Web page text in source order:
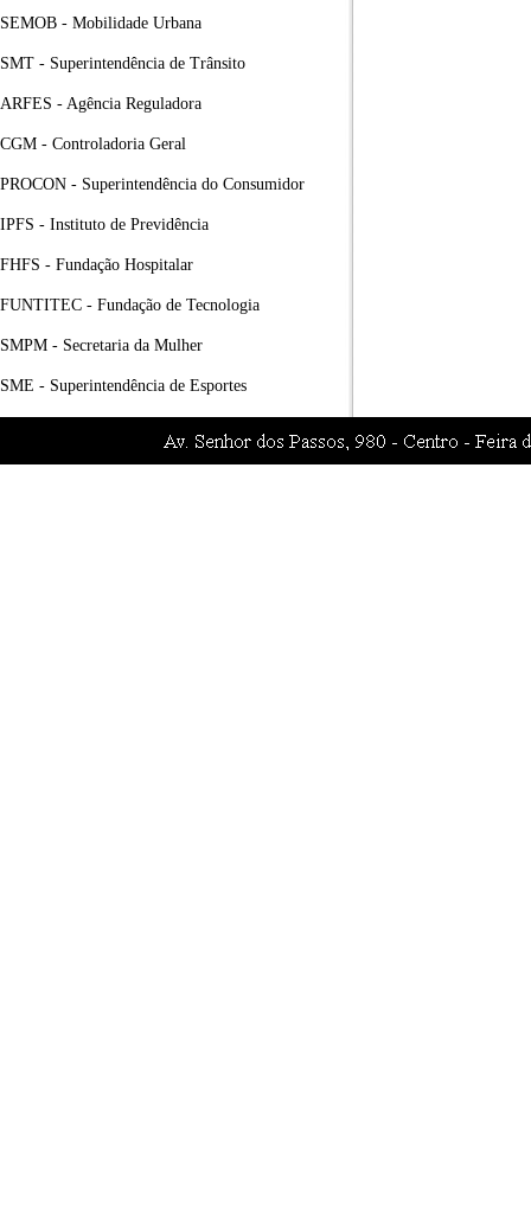
SEMOB - Mobilidade Urbana
SMT - Superintendência de Trânsito
ARFES - Agência Reguladora
CGM - Controladoria Geral
PROCON - Superintendência do Consumidor
IPFS - Instituto de Previdência
FHFS - Fundação Hospitalar
FUNTITEC - Fundação de Tecnologia
SMPM - Secretaria da Mulher
SME - Superintendência de Esportes